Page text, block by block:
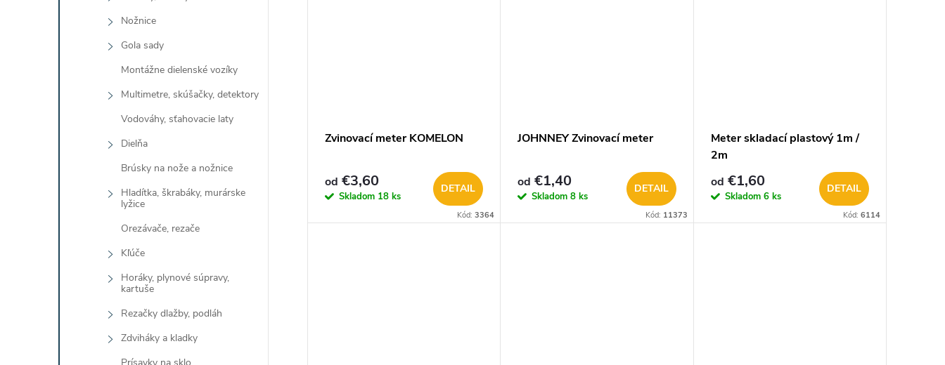
Nožnice
Gola sady
Montážne dielenské vozíky
Multimetre, skúšačky, detektory
Vodováhy, sťahovacie laty
Dielňa
Brúsky na nože a nožnice
Hladítka, škrabáky, murárske
lyžice
Orezávače, rezače
Kľúče
Horáky, plynové súpravy,
kartuše
Rezačky dlažby, podláh
Zdviháky a kladky
Zvinovací meter KOMELON
od €3,60
Skladom 18 ks
DETAIL
Kód:3364
JOHNNEY Zvinovací meter
od €1,40
Skladom8 ks
DETAIL
Kód: 11373
Meter skladací plastový 1m /
2m
od €1,60
Skladom 6 ks
DETAIL
Kód: 6114